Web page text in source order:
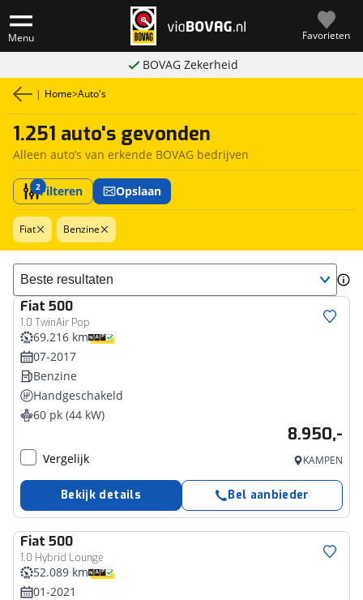
Menu Favorieten
BOVAG Zekerheid
| Home>Auto's
1.251 auto's gevonden
Alleen auto’s van erkende BOVAG bedrijven
2Filteren Opslaan
Fiat Benzine
Sorteer resultaten
Fiat 500
1.0 TwinAir Pop
69.216 km
07-2017
Benzine
Handgeschakeld
60 pk (44 kW)
8.950,-
Vergelijk KAMPEN
Bekijk details Bel aanbieder
Fiat 500
1.0 Hybrid Lounge
52.089 km
01-2021